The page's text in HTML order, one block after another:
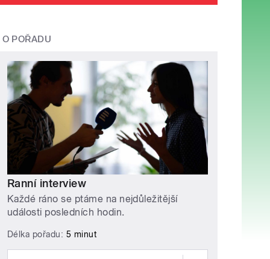
O POŘADU
Ranní interview
Každé ráno se ptáme na nejdůležitější
události posledních hodin.
Délka pořadu: 5 minut